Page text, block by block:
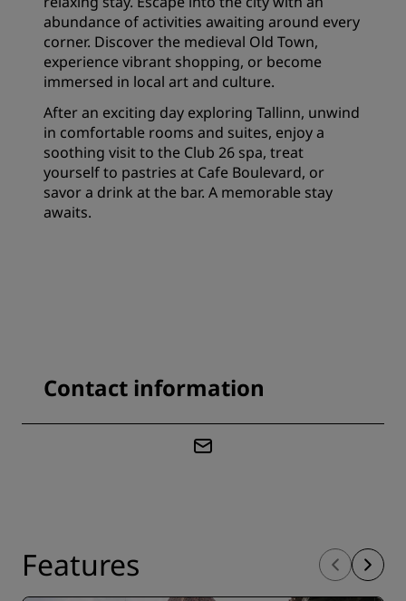
abundance of activities awaiting around every
corner. Discover the medieval Old Town,
experience vibrant shopping, or become
immersed in local art and culture.
After an exciting day exploring Tallinn, unwind
in comfortable rooms and suites, enjoy a
soothing visit to the Club 26 spa, treat
yourself to pastries at Cafe Boulevard, or
savor a drink at the bar. A memorable stay
awaits.
Contact information
Features